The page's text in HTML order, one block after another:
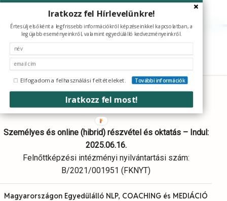
Skip
main
content
Képzések
e-Könyvek
Média
Referenciák
Üzleti tréner és előadó
Személyes és online (hibrid) részvétel és oktatás – Indul:
2025.06.16.
Felnőttképzési intézményi nyilvántartási szám:
B/2021/001951 (FKNYT)
Magyarországon Egyedülálló NLP, COACHING és MEDIÁCIÓ
Iratkozz fel Hírlevelünkre!
Értesülj elsőként a legfrissebb információkról képzéseinkkel kapcsolatban, a
legújabb eseményeinkről, valamint egyedülálló kedvezményeinkről.
Iratkozz fel most!
Elfogadom a felhasználási feltételeket. További információk